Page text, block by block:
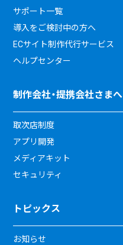
サポート一覧
導入をご検討中の方へ
ECサイト制作代行サービス
ヘルプセンター
制作会社・提携会社さまへ
取次店制度
アプリ開発
メディアキット
セキュリティ
トピックス
お知らせ